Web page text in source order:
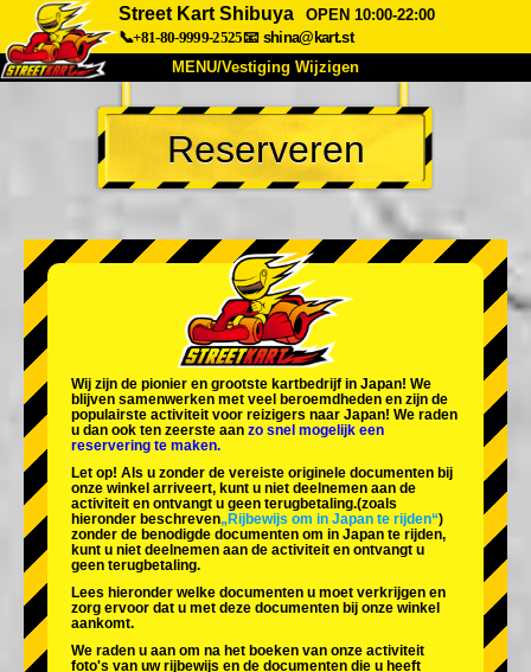
Street Kart Shibuya
OPEN 10:00-22:00
📞+81-80-9999-2525📧 shina@kart.st
MENU/Vestiging Wijzigen
TOP
Over Ons Specificaties Prijs
Veelgestelde Vragen
Bedrijf Reserveren
Vestiging Wijzigen
Tokio Shinagawa Tokio Akihabara#1
Tokio Akihabara#2
Tokio Shibuya Annex Tokio Baai
Tokio Asakusa Osaka
Okinawa
Reserveren
Wij zijn de pionier en grootste kartbedrijf in Japan! We
blijven samenwerken met veel beroemdheden en zijn de
populairste activiteit voor reizigers naar Japan! We raden
u dan ook ten zeerste aan zo snel mogelijk een
reservering te maken.
Let op! Als u zonder de vereiste originele documenten bij
onze winkel arriveert, kunt u niet deelnemen aan de
activiteit en ontvangt u geen terugbetaling.(zoals
hieronder beschreven„Rijbewijs om in Japan te rijden“)
zonder de benodigde documenten om in Japan te rijden,
kunt u niet deelnemen aan de activiteit en ontvangt u
geen terugbetaling.
Lees hieronder welke documenten u moet verkrijgen en
zorg ervoor dat u met deze documenten bij onze winkel
aankomt.
We raden u aan om na het boeken van onze activiteit
foto's van uw rijbewijs en de documenten die u heeft